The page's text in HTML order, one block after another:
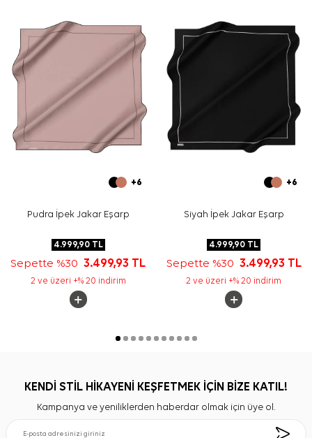
Yıkama ve bakım için ürün etiketindeki talimatları
izleyiniz. İpek ve hassas eşarpların elde hassas bakım
gerektiren durumlarında Aker İpek Eşarp Şampuanı
kullanmayı tercih edebilirsiniz.
Sıkça Sorulan Sorular
Bu eşarbın ölçüsü nedir?
Bu ürün hangi malzemeden üretilmiştir?
Deseni nasıl görünüyor?
Hangi kombinlerle kullanılabilir?
+6
Pudra İpek Jakar Eşarp
4.999,90TL
Sepette %303.499,93 TL
2 ve üzeri +% 20 indirim
+6
Siyah İpek Jakar Eşarp
4.999,90 TL
Sepette %30 3.499,93 TL
2 ve üzeri +% 20 indirim
KENDİ STİL HİKAYENİ KEŞFETMEK İÇİN BİZE KATIL!
Kampanya ve yeniliklerden haberdar olmak için üye ol.